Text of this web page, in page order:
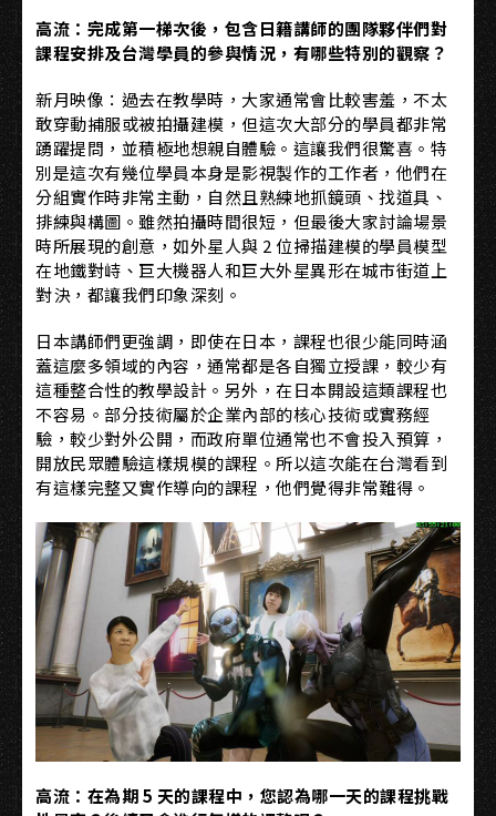
高流：完成第一梯次後，包含日籍講師的團隊夥伴們對
課程安排及台灣學員的參與情況，有哪些特別的觀察？
新月映像：過去在教學時，大家通常會比較害羞，不太
敢穿動捕服或被拍攝建模，但這次大部分的學員都非常
踴躍提問，並積極地想親自體驗。這讓我們很驚喜。特
別是這次有幾位學員本身是影視製作的工作者，他們在
分組實作時非常主動，自然且熟練地抓鏡頭、找道具、
排練與構圖。雖然拍攝時間很短，但最後大家討論場景
時所展現的創意，如外星人與 2 位掃描建模的學員模型
在地鐵對峙、巨大機器人和巨大外星異形在城市街道上
對決，都讓我們印象深刻。
日本講師們更強調，即使在日本，課程也很少能同時涵
蓋這麼多領域的內容，通常都是各自獨立授課，較少有
這種整合性的教學設計。另外，在日本開設這類課程也
不容易。部分技術屬於企業內部的核心技術或實務經
驗，較少對外公開，而政府單位通常也不會投入預算，
開放民眾體驗這樣規模的課程。所以這次能在台灣看到
有這樣完整又實作導向的課程，他們覺得非常難得。
高流：在為期 5 天的課程中，您認為哪一天的課程挑戰